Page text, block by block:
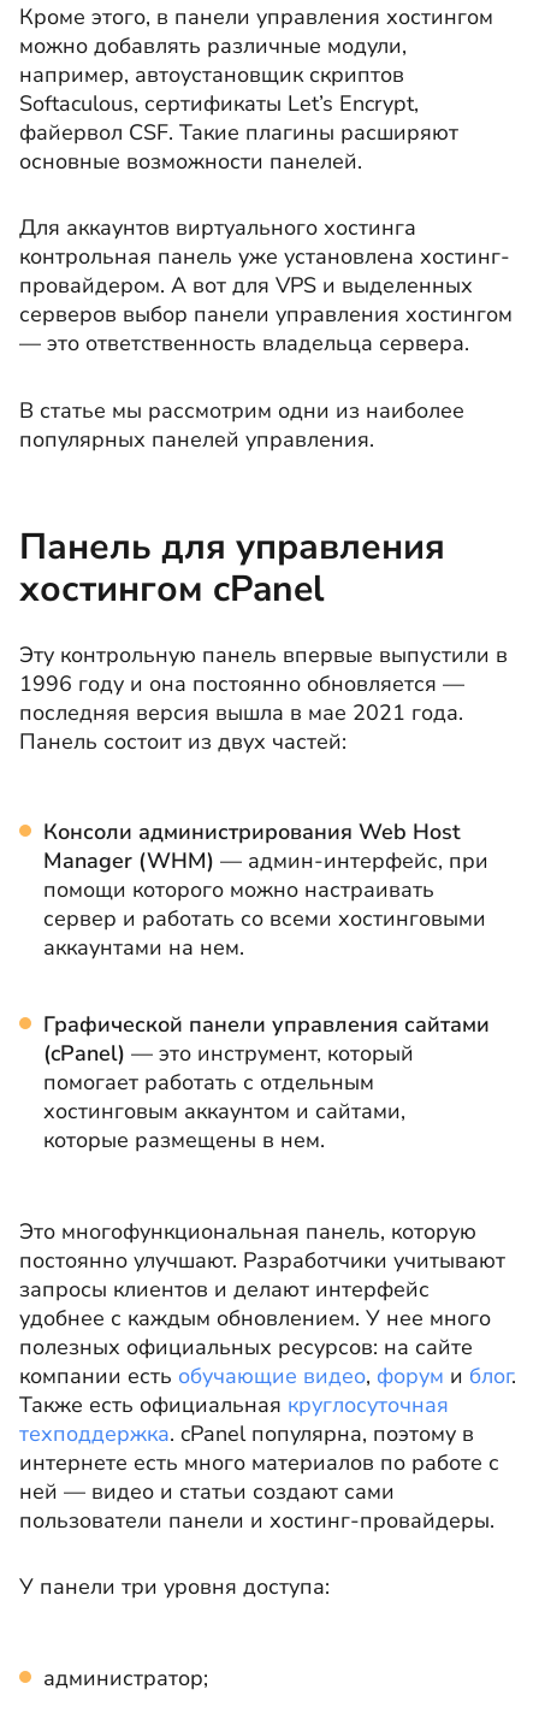
Кроме этого, в панели управления хостингом
можно добавлять различные модули,
например, автоустановщик скриптов
Softaculous, сертификаты Let’s Encrypt,
файервол CSF. Такие плагины расширяют
основные возможности панелей.
Для аккаунтов виртуального хостинга
контрольная панель уже установлена хостинг-
провайдером. А вот для VPS и выделенных
серверов выбор панели управления хостингом
— это ответственность владельца сервера.
В статье мы рассмотрим одни из наиболее
популярных панелей управления.
Панель для управления
хостингом cPanel
Эту контрольную панель впервые выпустили в
1996 году и она постоянно обновляется —
последняя версия вышла в мае 2021 года.
Панель состоит из двух частей:
Консоли администрирования Web Host
Manager (WHM) — админ-интерфейс, при
помощи которого можно настраивать
сервер и работать со всеми хостинговыми
аккаунтами на нем.
Графической панели управления сайтами
(cPanel) — это инструмент, который
помогает работать с отдельным
хостинговым аккаунтом и сайтами,
которые размещены в нем.
Это многофункциональная панель, которую
постоянно улучшают. Разработчики учитывают
запросы клиентов и делают интерфейс
удобнее с каждым обновлением. У нее много
полезных официальных ресурсов: на сайте
компании есть обучающие видео, форум и блог.
Также есть официальная круглосуточная
техподдержка. cPanel популярна, поэтому в
интернете есть много материалов по работе с
ней — видео и статьи создают сами
пользователи панели и хостинг-провайдеры.
У панели три уровня доступа:
администратор;